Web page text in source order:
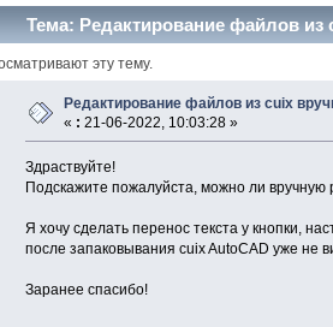
Тема: Редактирование файлов
эту тему.
Редактирование файлов из cuix
« : 21-06-2022, 10:03:28 »
Здраствуйте!
Подскажите пожалуйста, можно ли вручную
Я хочу сделать перенос текста у кнопки,
после запаковывания cuix AutoCAD уже не
Заранее спасибо!